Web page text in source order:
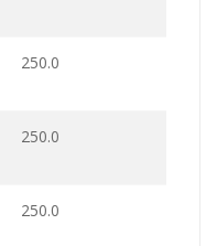
250.0
250.0
250.0